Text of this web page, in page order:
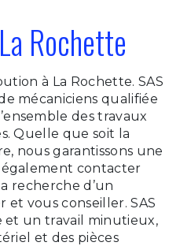
Rochette
à La Rochette. SAS
mécaniciens qualifiée
des travaux
Quelle que soit la
nous garantissons une
contacter
recherche d’un
vous conseiller. SAS
et un travail minutieux,
et des pièces